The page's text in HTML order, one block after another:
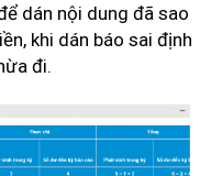
dán nội dung đã sao
khi dán báo sai định
đi.